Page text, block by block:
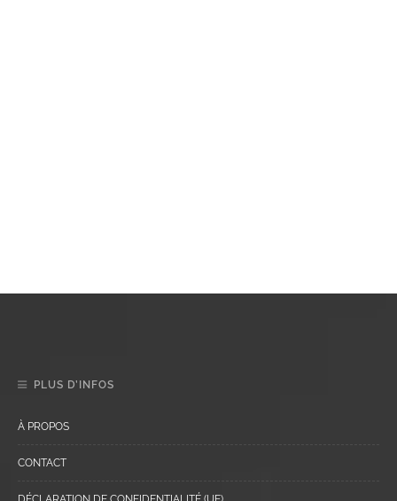
PLUS D’INFOS
À PROPOS
CONTACT